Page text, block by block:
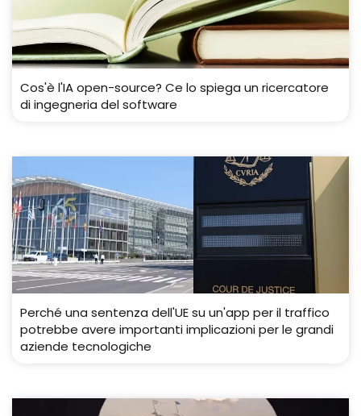
Cos'è l'IA open-source? Ce lo spiega un ricercatore
di ingegneria del software
Perché una sentenza dell'UE su un'app per il traffico
potrebbe avere importanti implicazioni per le grandi
aziende tecnologiche